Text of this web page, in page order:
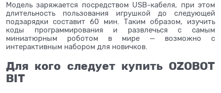
Модель заряжается посредством USB-кабеля, при этом
длительность пользования игрушкой до следующей
подзарядки составит 60 мин. Таким образом, изучить
коды программирования и развлечься с самым
миниатюрным роботом в мире — возможно с
интерактивным набором для новичков.
Для кого следует купить OZOBOT
BIT